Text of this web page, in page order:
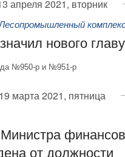
апреля 2021, вторник
нового
№950-р и №951-р
19 марта 2021, пятница
от должности